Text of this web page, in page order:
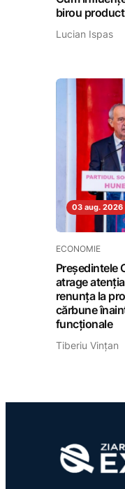
birou
Lucian Ispas
03 aug. 2026
ECONOMIE
Președintele
atrage
renunța la
cărbune
funcționale
Tiberiu Vințan